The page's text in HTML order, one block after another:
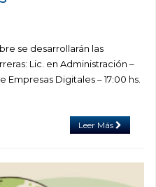
se desarrollarán las
Lic. en Administración –
Empresas Digitales – 17:00 hs.
Leer Más